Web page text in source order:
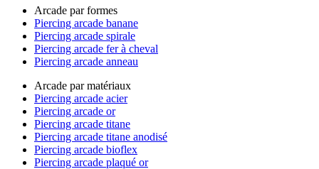
Arcade par formes
Piercing arcade banane
Piercing arcade spirale
Piercing arcade fer à cheval
Piercing arcade anneau
Arcade par matériaux
Piercing arcade acier
Piercing arcade or
Piercing arcade titane
Piercing arcade titane anodisé
Piercing arcade bioflex
Piercing arcade plaqué or